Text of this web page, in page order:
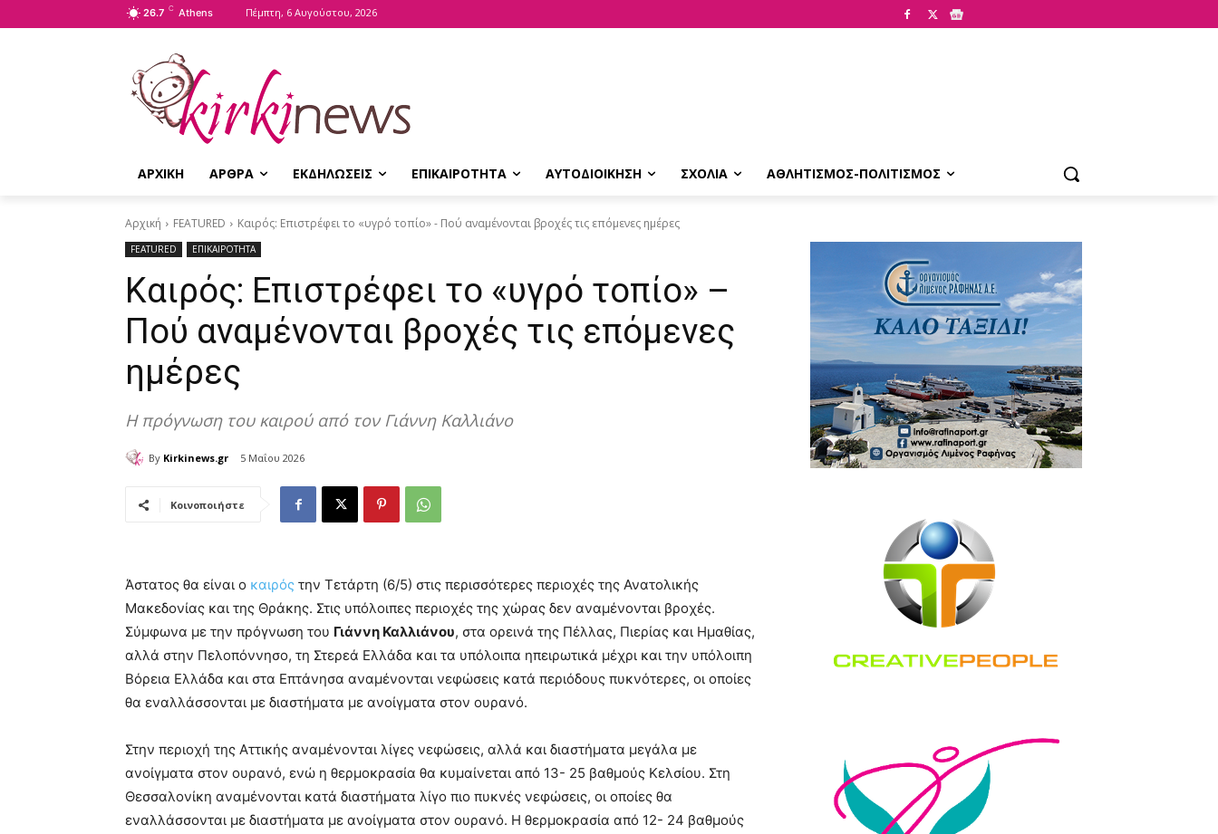
26.7 C Athens Πέμπτη, 6 Αυγούστου, 2026
ΑΡΧΙΚΗ ΑΡΘΡΑ ΕΚΔΗΛΩΣΕΙΣ ΕΠΙΚΑΙΡΟΤΗΤΑ ΑΥΤΟΔΙΟΙΚΗΣΗ ΣΧΟΛΙΑ ΑΘΛΗΤΙΣΜΟΣ-ΠΟΛΙΤΙΣΜΟΣ
Αρχική FEATURED Καιρός: Επιστρέφει το «υγρό τοπίο» - Πού αναμένονται βροχές τις επόμενες ημέρες
FEATURED ΕΠΙΚΑΙΡΟΤΗΤΑ
Καιρός: Επιστρέφει το «υγρό τοπίο» –
Πού αναμένονται βροχές τις επόμενες
ημέρες
Η πρόγνωση του καιρού από τον Γιάννη Καλλιάνο
By Kirkinews.gr 5 Μαΐου 2026
Κοινοποιήστε
Άστατος θα είναι ο καιρός την Τετάρτη (6/5) στις περισσότερες περιοχές της Ανατολικής
Μακεδονίας και της Θράκης. Στις υπόλοιπες περιοχές της χώρας δεν αναμένονται βροχές.
Σύμφωνα με την πρόγνωση του Γιάννη Καλλιάνου, στα ορεινά της Πέλλας, Πιερίας και Ημαθίας,
αλλά στην Πελοπόννησο, τη Στερεά Ελλάδα και τα υπόλοιπα ηπειρωτικά μέχρι και την υπόλοιπη
Βόρεια Ελλάδα και στα Επτάνησα αναμένονται νεφώσεις κατά περιόδους πυκνότερες, οι οποίες
θα εναλλάσσονται με διαστήματα με ανοίγματα στον ουρανό.
Στην περιοχή της Αττικής αναμένονται λίγες νεφώσεις, αλλά και διαστήματα μεγάλα με
ανοίγματα στον ουρανό, ενώ η θερμοκρασία θα κυμαίνεται από 13- 25 βαθμούς Κελσίου. Στη
Θεσσαλονίκη αναμένονται κατά διαστήματα λίγο πιο πυκνές νεφώσεις, οι οποίες θα
εναλλάσσονται με διαστήματα με ανοίγματα στον ουρανό. Η θερμοκρασία από 12- 24 βαθμούς